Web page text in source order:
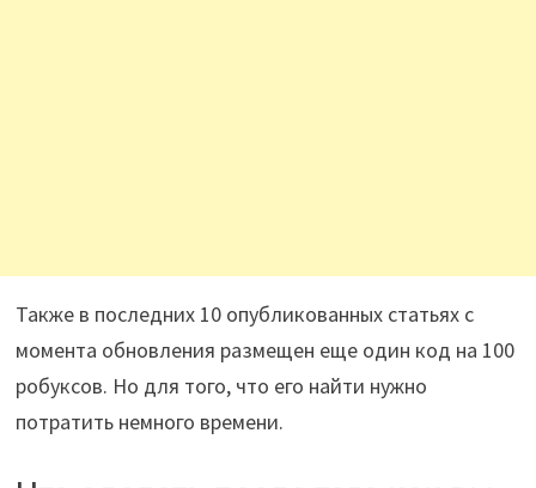
Также в последних 10 опубликованных статьях с
момента обновления размещен еще один код на 100
робуксов. Но для того, что его найти нужно
потратить немного времени.